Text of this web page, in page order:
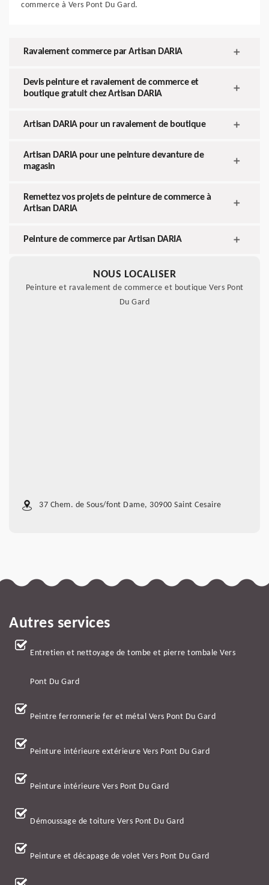
commerce à Vers Pont Du Gard.
Ravalement commerce par Artisan DARIA
Devis peinture et ravalement de commerce et
boutique gratuit chez Artisan DARIA
Artisan DARIA pour un ravalement de boutique
Artisan DARIA pour une peinture devanture de
magasin
Remettez vos projets de peinture de commerce à
Artisan DARIA
Peinture de commerce par Artisan DARIA
NOUS LOCALISER
Peinture et ravalement de commerce et boutique Vers Pont
Du Gard
37 Chem. de Sous/font Dame, 30900 Saint Cesaire
Autres services
Entretien et nettoyage de tombe et pierre tombale Vers
Pont Du Gard
Peintre ferronnerie fer et métal Vers Pont Du Gard
Peinture intérieure extérieure Vers Pont Du Gard
Peinture intérieure Vers Pont Du Gard
Démoussage de toiture Vers Pont Du Gard
Peinture et décapage de volet Vers Pont Du Gard